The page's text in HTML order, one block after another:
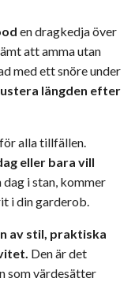
en dragkedja över
att amma utan
med ett snöre under
längden efter
alla tillfällen.
eller bara vill
dag i stan, kommer
i din garderob.
av stil, praktiska
Den är det
som värdesätter